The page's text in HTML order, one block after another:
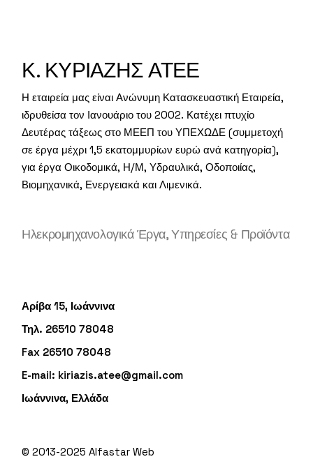
Κ. ΚΥΡΙΑΖΗΣ ΑΤΕΕ
Η εταιρεία μας είναι Ανώνυμη Κατασκευαστική Εταιρεία,
ιδρυθείσα τον Ιανουάριο του 2002. Κατέχει πτυχίο
Δευτέρας τάξεως στο ΜΕΕΠ του ΥΠΕΧΩΔΕ (συμμετοχή
σε έργα μέχρι 1,5 εκατομμυρίων ευρώ ανά κατηγορία),
για έργα Οικοδομικά, Η/Μ, Υδραυλικά, Οδοποιίας,
Βιομηχανικά, Ενεργειακά και Λιμενικά.
Ηλεκρομηχανολογικά Έργα, Υπηρεσίες & Προϊόντα
Αρίβα 15, Ιωάννινα
Τηλ. 26510 78048
Fax 26510 78048
E-mail: kiriazis.atee@gmail.com
Ιωάννινα, Ελλάδα
© 2013-2025Alfastar Web